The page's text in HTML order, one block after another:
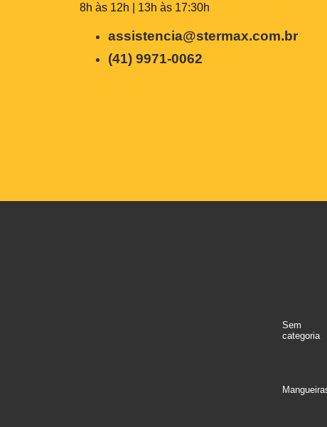
8h às 12h | 13h às 17:30h
assistencia@stermax.com.br
(41) 9971-0062
Sem
categoria